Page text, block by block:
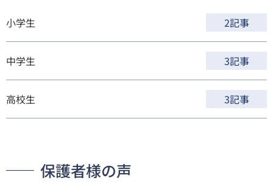
小学生 2記事
中学生 3記事
高校生 3記事
保護者様の声